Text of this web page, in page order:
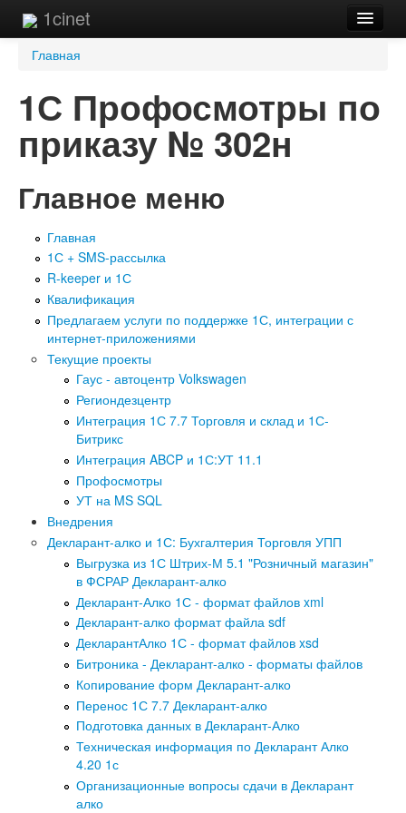
1cinet
Вы здесь
Главная
1С Профосмотры по
приказу № 302н
Главное меню
Главная
1С + SMS-рассылка
R-keeper и 1С
Квалификация
Предлагаем услуги по поддержке 1С, интеграции с
интернет-приложениями
Текущие проекты
Гаус - автоцентр Volkswagen
Региондезцентр
Интеграция 1С 7.7 Торговля и склад и 1С-
Битрикс
Интеграция ABCP и 1С:УТ 11.1
Профосмотры
УТ на MS SQL
Внедрения
Декларант-алко и 1С: Бухгалтерия Торговля УПП
Выгрузка из 1С Штрих-М 5.1 "Розничный магазин"
в ФСРАР Декларант-алко
Декларант-Алко 1С - формат файлов xml
Декларант-алко формат файла sdf
ДекларантАлко 1С - формат файлов xsd
Битроника - Декларант-алко - форматы файлов
Копирование форм Декларант-алко
Перенос 1С 7.7 Декларант-алко
Подготовка данных в Декларант-Алко
Техническая информация по Декларант Алко
4.20 1с
Организационные вопросы сдачи в Декларант
алко